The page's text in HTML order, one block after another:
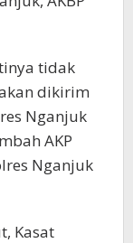
tidak
dikirim
Nganjuk
AKP
Nganjuk
Kasat